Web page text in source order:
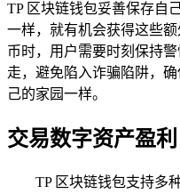
TP 区块链钱包妥善保存自
一样，就有机会获得这些
币时，用户需要时刻保持
走，避免陷入诈骗陷阱，
己的家园一样。
交易数字资产盈利
TP 区块链钱包支持多